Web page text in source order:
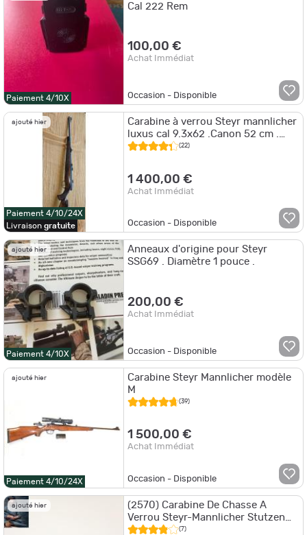
Paiement 4/10X
Cal 222 Rem
100,00 €
Achat Immédiat
Occasion - Disponible
ajouté hier
Paiement 4/10/24X
Livraison gratuite
Carabine à verrou Steyr mannlicher
luxus cal 9.3x62 .Canon 52 cm .
Stecher mono détente. Bois super
(22)
1 400,00 €
Achat Immédiat
Occasion - Disponible
ajouté hier
Paiement 4/10X
Anneaux d'origine pour Steyr
SSG69 . Diamètre 1 pouce .
200,00 €
Achat Immédiat
Occasion - Disponible
ajouté hier
Paiement 4/10/24X
Carabine Steyr Mannlicher modèle
M
(39)
1 500,00 €
Achat Immédiat
Occasion - Disponible
ajouté hier
(2570) Carabine De Chasse A
Verrou Steyr-Mannlicher Stutzen
Cal.7x64 - OCCASION
(7)